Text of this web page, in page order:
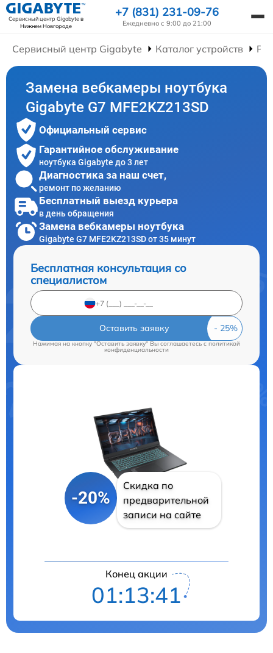
Сервисный центр Gigabyteв
Нижнем Новгороде
+7 (831) 231-09-76
Ежедневно с 9:00 до 21:00
Сервисный центр Gigabyte Каталог устройств
Замена вебкамеры ноутбука
Gigabyte G7 MFE2KZ213SD
Официальный сервис
Гарантийное обслуживание
ноутбука Gigabyte до 3 лет
Диагностика за наш счет,
ремонт по желанию
Бесплатный выезд курьера
в день обращения
Замена вебкамеры ноутбука
Gigabyte G7 MFE2KZ213SD от 35 минут
Бесплатная консультация со
специалистом
Оставить заявку
Нажимая на кнопку "Оставить заявку" Вы соглашаетесь c политикой
конфиденциальности
-20%
Скидка по
предварительной
записи на сайте
Конец акции
01:13:40